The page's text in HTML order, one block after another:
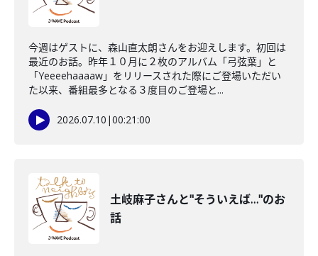
今週はゲストに、森山直太朗さんをお迎えします。初回は
最近のお話。昨年１０月に２枚のアルバム「弓弦葉」と
「Yeeeehaaaaw」をリリースされた際にご登場いただい
た以来、番組最多となる３度目のご登場と...
2026.07.10 |00:21:00
土岐麻子さんと"そういえば…"のお
話